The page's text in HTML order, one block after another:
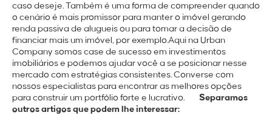
caso deseje. Também é uma forma de compreender quando
o cenário é mais promissor para manter o imóvel gerando
renda passiva de alugueis ou para tomar a decisão de
financiar mais um imóvel, por exemplo.Aqui na Urban
Company somos case de sucesso em investimentos
imobiliários e podemos ajudar você a se posicionar nesse
mercado com estratégias consistentes. Converse com
nossos especialistas para encontrar as melhores opções
para construir um portfólio forte e lucrativo. Separamos
outros artigos que podem lhe interessar: